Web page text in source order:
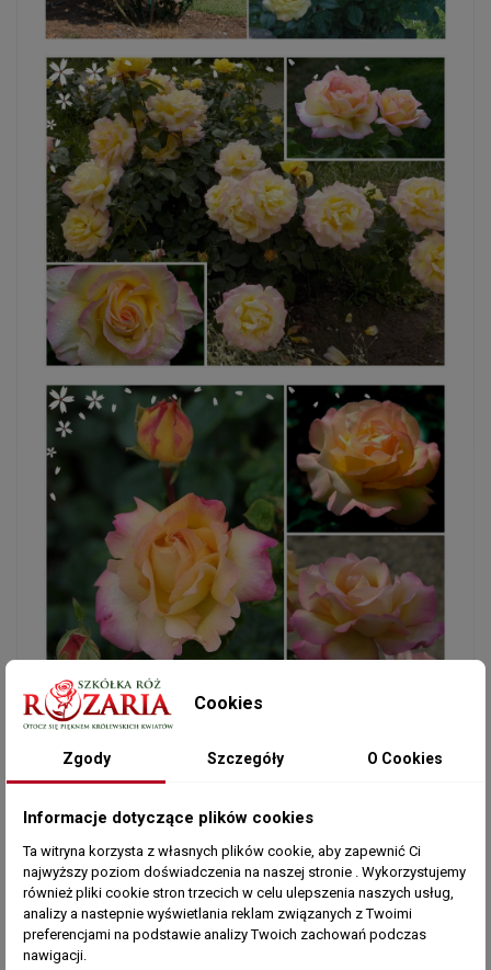
To właśnie ta róża jest prawdopodobnie
najbardziej rozpowszechniona w całym świecie.
Kiedy tylko pojawiła się, to zaprowadziła
Cookies
Zgody Szczegóły O Cookies
Informacje dotyczące plików cookies
Ta witryna korzysta z własnych plików cookie, aby zapewnić Ci
najwyższy poziom doświadczenia na naszej stronie . Wykorzystujemy
również pliki cookie stron trzecich w celu ulepszenia naszych usług,
analizy a nastepnie wyświetlania reklam związanych z Twoimi
preferencjami na podstawie analizy Twoich zachowań podczas
nawigacji.